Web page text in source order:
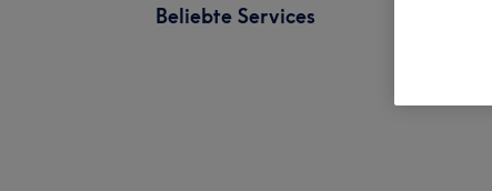
Beliebte Services